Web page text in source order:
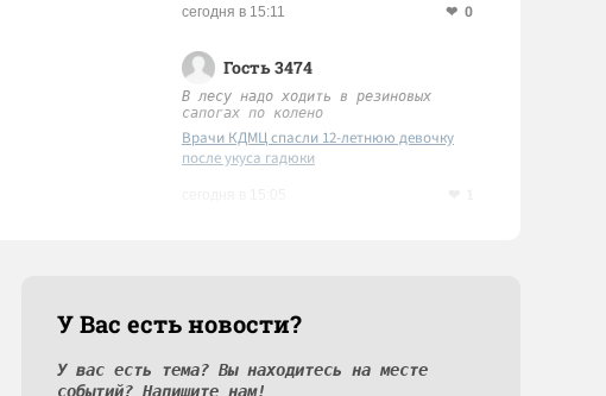
сегодня в 15:11 0
Гость 3474
В лесу надо ходить в резиновых
сапогах по колено
Врачи КДМЦ спасли 12-летнюю девочку
после укуса гадюки
У Вас есть новости?
У вас есть тема? Вы находитесь на месте
событий? Напишите нам!